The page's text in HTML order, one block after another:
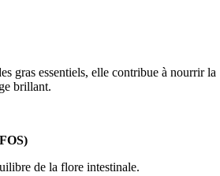
gras essentiels, elle contribue à nourrir la
brillant.
de la flore intestinale.